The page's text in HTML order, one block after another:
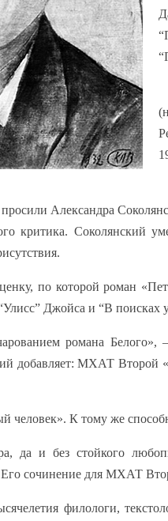
Александра
критика.
по которой роман
Джойса и “В
романа
добавляет: МХАТ Второй
человек». К тому же
да и без стойкого
Его сочинение для МХАТ
филологи,